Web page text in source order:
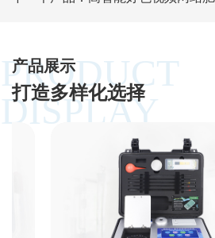
产品展示
打造多样化选择
PRODUCT
DISPLAY